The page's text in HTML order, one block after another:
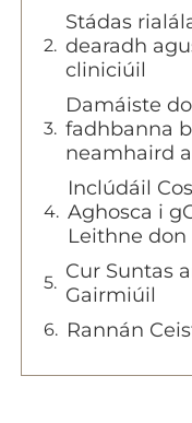
Stádas
dearadh
cliniciúil
Damáiste
fadhbanna
neamhaird
Inclúdáil
Aghosca i
Leithne don
Cur Suntas
Gairmiúil
Rannán